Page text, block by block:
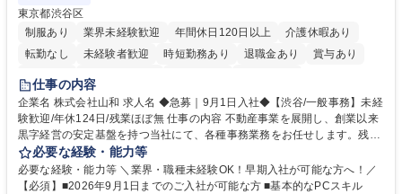
東京都渋谷区
制服あり
業界未経験歓迎 年間休日120日以上
介護休暇あり
転勤なし
未経験者歓迎 時短勤務あり 退職金あり
賞与あり
育休あり
完全週休2日制
仕事の内容
企業名 株式会社山和 求人名 ◆急募｜9月1日入社◆【渋谷/一般事務】未経
験歓迎/年休124日/残業ほぼ無 仕事の内容 不動産事業を展開し、創業以来
黒字経営の安定基盤を持つ当社にて、各種事務業務をお任せします。残業
がほぼ発生せず、連続した日程の有給取得が可能なため、WLBを整えたい
方にお勧めの環境です！ 入社後はOJTを通じて丁寧に研修を行いますの
で、事務未経験の方でも安心して臨むことができます。 【業務詳細】■電
必要な経験・能力等
必要な経験・能力等 ＼業界・職種未経験OK！早期入社が可能な方へ！／
【必須】■2026年9月1日までのご入社が可能な方 ■基本的なPCスキル